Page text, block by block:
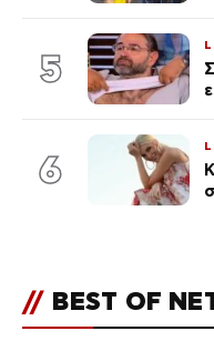
5
6
// BEST OF